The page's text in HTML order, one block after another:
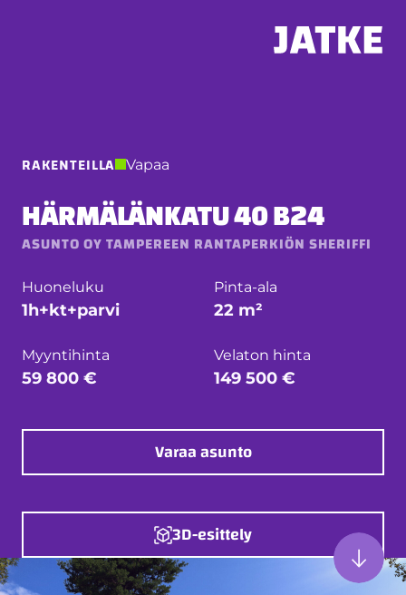
RAKENTEILLA Vapaa
HÄRMÄLÄNKATU 40 B24
ASUNTO OY TAMPEREEN RANTAPERKIÖN SHERIFFI
Huoneluku
1h+kt+parvi
Pinta-ala
22 m²
Myyntihinta
59 800 €
Velaton hinta
149 500 €
Varaa asunto
3D-esittely